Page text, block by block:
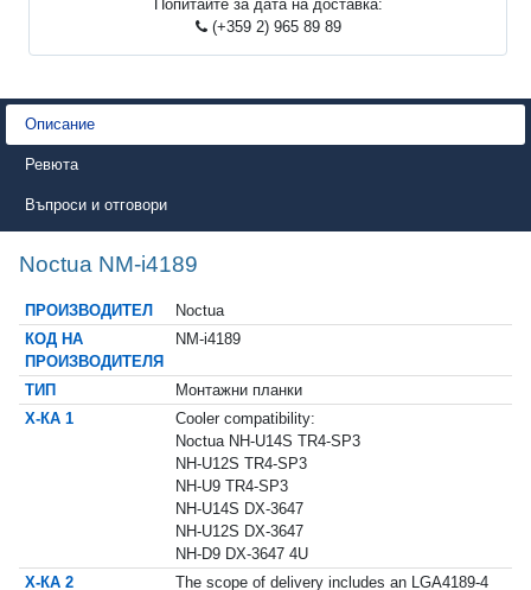
Попитайте за дата на доставка:
(+359 2) 965 89 89
Описание
Ревюта
Въпроси и отговори
Noctua NM-i4189
ПРОИЗВОДИТЕЛ
Noctua
КОД НА
ПРОИЗВОДИТЕЛЯ
NM-i4189
ТИП
Монтажни планки
Х-КА 1
Cooler compatibility:
Noctua NH-U14S TR4-SP3
NH-U12S TR4-SP3
NH-U9 TR4-SP3
NH-U14S DX-3647
NH-U12S DX-3647
NH-D9 DX-3647 4U
Х-КА 2
The scope of delivery includes an LGA4189-4